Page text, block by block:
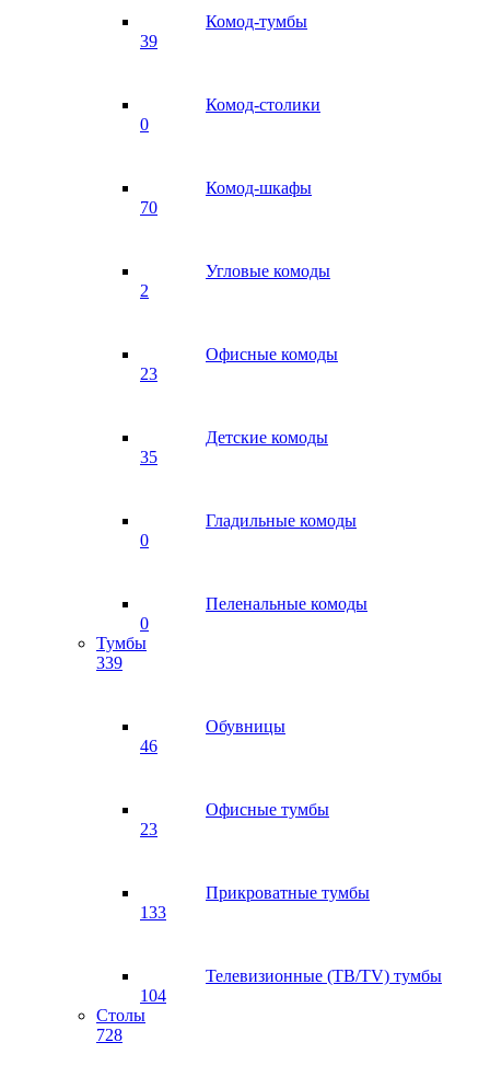
Комод-тумбы
39
Комод-столики
0
Комод-шкафы
70
Угловые комоды
2
Офисные комоды
23
Детские комоды
35
Гладильные комоды
0
Пеленальные комоды
0
Тумбы
339
Обувницы
46
Офисные тумбы
23
Прикроватные тумбы
133
Телевизионные (ТВ/TV) тумбы
104
Столы
728